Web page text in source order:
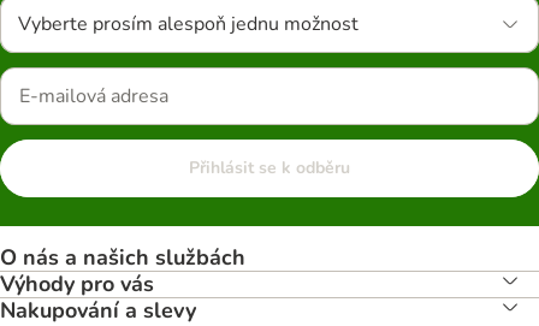
Vyberte prosím alespoň jednu možnost
Přihlásit se k odběru
O nás a našich službách
Výhody pro vás
Nakupování a slevy